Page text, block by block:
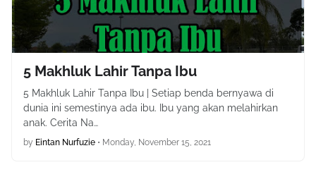
5 Makhluk Lahir Tanpa Ibu
5 Makhluk Lahir Tanpa Ibu | Setiap benda bernyawa di
dunia ini semestinya ada ibu. Ibu yang akan melahirkan
anak. Cerita Na…
by Eintan Nurfuzie • Monday, November 15, 2021